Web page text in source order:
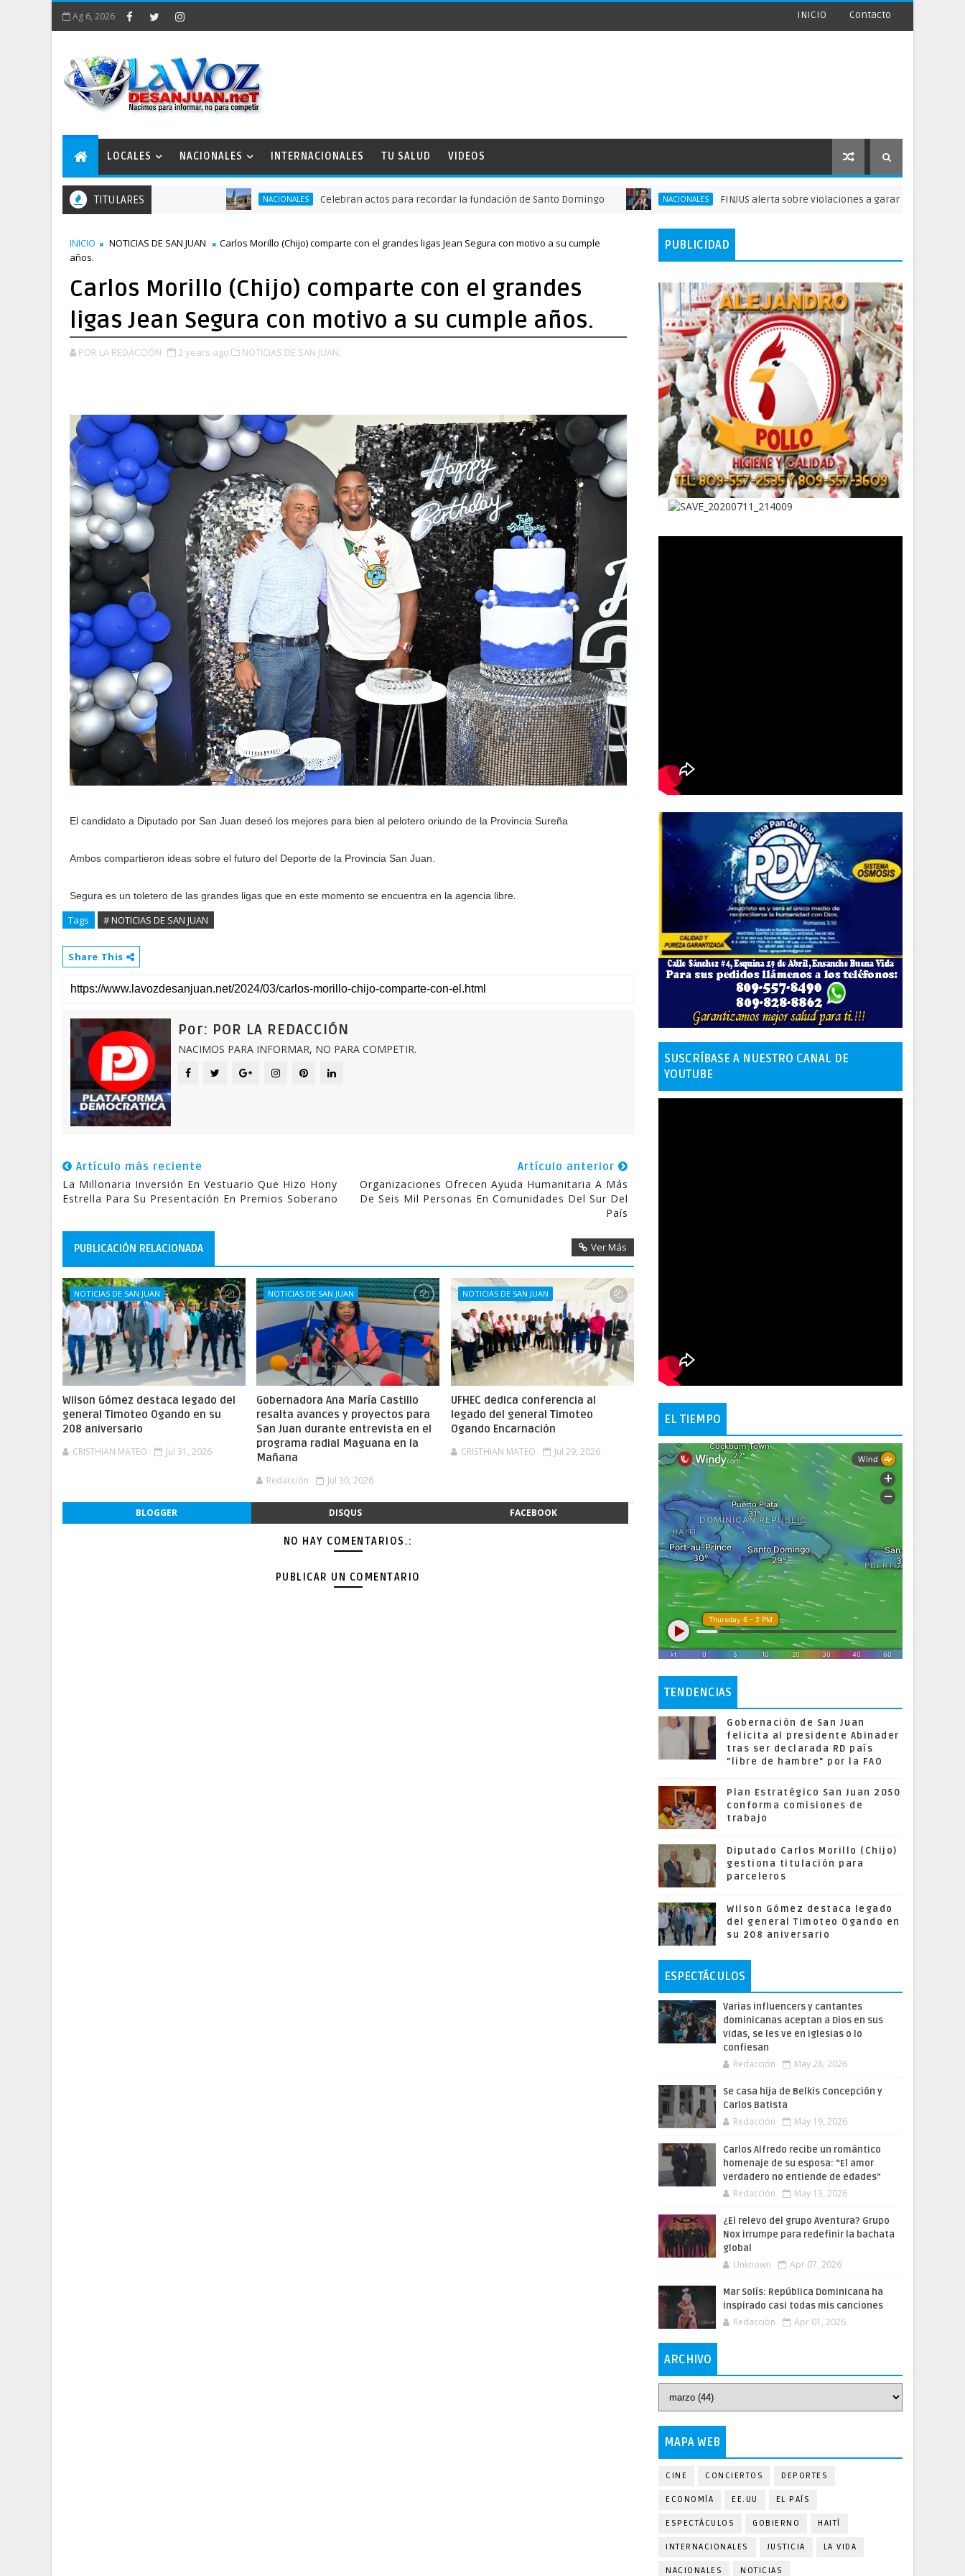
Ag 6, 2026 INICIO Contacto
LOCALES NACIONALES INTERNACIONALES TU SALUD VIDEOS
TITULARES NACIONALES Celebran actos para recordar la fundación de Santo Domingo NACIONALES FINJUS alerta sobre violaciones a garantías privados delibertad
INICIO NOTICIAS DE SAN JUAN
Carlos Morillo (Chijo) comparte con el grandes ligas Jean Segura con motivo a su cumple
años.
Carlos Morillo (Chijo) comparte con el grandes
ligas Jean Segura con motivo a su cumple años.
POR LA REDACCIÓN 2 years ago NOTICIAS DE SAN JUAN,
El candidato a Diputado por San Juan deseó los mejores para bien al pelotero oriundo de la Provincia Sureña
Ambos compartieron ideas sobre el futuro del Deporte de la Provincia San Juan.
Segura es un toletero de las grandes ligas que en este momento se encuentra en la agencia libre.
Tags # NOTICIAS DE SAN JUAN
Share This
Por: POR LA REDACCIÓN
NACIMOS PARA INFORMAR, NO PARA COMPETIR.
Artículo más reciente
La Millonaria Inversión En Vestuario Que Hizo Hony
Estrella Para Su Presentación En Premios Soberano
Artículo anterior
Organizaciones Ofrecen Ayuda Humanitaria A Más
De Seis Mil Personas En Comunidades Del Sur Del
País
PUBLICACIÓN RELACIONADA Ver Más
NOTICIAS DE SAN JUAN
Wilson Gómez destaca legado del
general Timoteo Ogando en su
208 aniversario
CRISTHIAN MATEO Jul 31, 2026
NOTICIAS DE SAN JUAN
Gobernadora Ana María Castillo
resalta avances y proyectos para
San Juan durante entrevista en el
programa radial Maguana en la
Mañana
Redacción Jul 30, 2026
NOTICIAS DE SAN JUAN
UFHEC dedica conferencia al
legado del general Timoteo
Ogando Encarnación
CRISTHIAN MATEO Jul 29, 2026
BLOGGER DISQUS FACEBOOK
NO HAY COMENTARIOS.:
PUBLICAR UN COMENTARIO
PUBLICIDAD
SUSCRÍBASE A NUESTRO CANAL DE
YOUTUBE
EL TIEMPO
TENDENCIAS
Gobernación de San Juan
felicita al presidente Abinader
tras ser declarada RD país
"libre de hambre" por la FAO
Plan Estratégico San Juan 2050
conforma comisiones de
trabajo
Diputado Carlos Morillo (Chijo)
gestiona titulación para
parceleros
Wilson Gómez destaca legado
del general Timoteo Ogando en
su 208 aniversario
ESPECTÁCULOS
Varias influencers y cantantes
dominicanas aceptan a Dios en sus
vidas, se les ve en iglesias o lo
confiesan
Redacción May 28, 2026
Se casa hija de Belkis Concepción y
Carlos Batista
Redacción May 19, 2026
Carlos Alfredo recibe un romántico
homenaje de su esposa: “El amor
verdadero no entiende de edades”
Redacción May 13, 2026
¿El relevo del grupo Aventura? Grupo
Nox irrumpe para redefinir la bachata
global
Unknown Apr 07, 2026
Mar Solís: República Dominicana ha
inspirado casi todas mis canciones
Redacción Apr 01, 2026
ARCHIVO
MAPA WEB
CINE CONCIERTOS DEPORTES
ECONOMÍA EE.UU EL PAÍS
ESPECTÁCULOS GOBIERNO HAITÍ
INTERNACIONALES JUSTICIA LA VIDA
NACIONALES NOTICIAS